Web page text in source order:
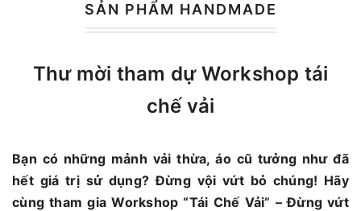
SẢN PHẨM HANDMADE
Thư mời tham dự Workshop tái
chế vải
Bạn có những mảnh vải thừa, áo cũ tưởng như đã
hết giá trị sử dụng? Đừng vội vứt bỏ chúng! Hãy
cùng tham gia Workshop “Tái Chế Vải” – Đừng vứt